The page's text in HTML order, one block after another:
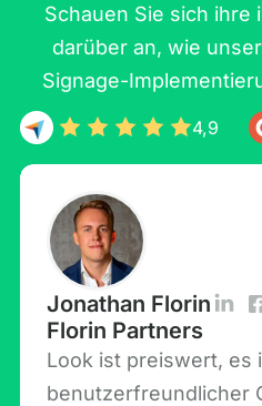
Schauen Sie sich ihre
darüber an, wie
Signage-
4,9
Jonathan Florin
Florin Partners
Look ist preiswert, es
benutzerfreundlicher